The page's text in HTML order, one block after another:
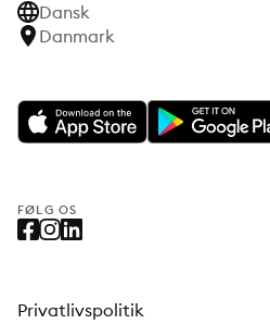
Dansk
Danmark
FØLG OS
Privatlivspolitik